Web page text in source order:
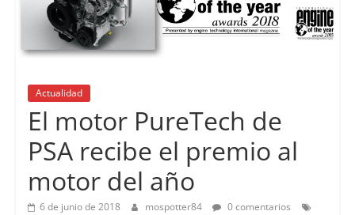
Actualidad
El motor PureTech de
PSA recibe el premio al
motor del año
6 de junio de 2018 mospotter84
0 comentarios